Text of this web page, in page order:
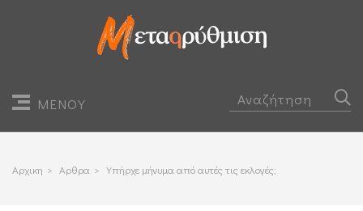
ΜΕΝΟΥ
Αρχικη > Αρθρα > Υπήρχε μήνυμα από αυτές τις εκλογές;